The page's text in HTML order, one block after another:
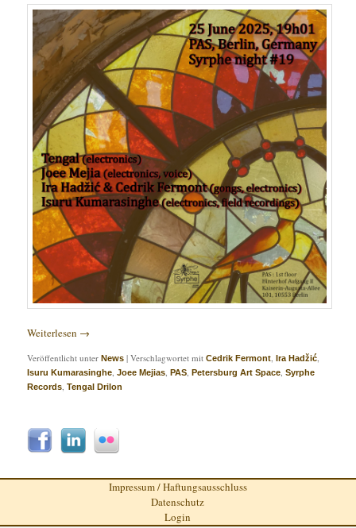
Weiterlesen →
Veröffentlicht unter News |Verschlagwortet mit Cedrik Fermont, Ira Hadžić,
Isuru Kumarasinghe,Joee Mejias,PAS,Petersburg Art Space,Syrphe
Records,Tengal Drilon
Impressum / Haftungsausschluss
Datenschutz
Login